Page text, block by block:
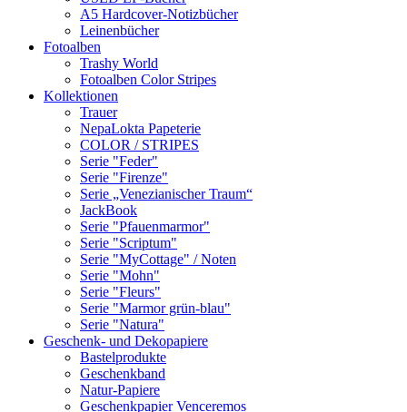
A5 Hardcover-Notizbücher
Leinenbücher
Fotoalben
Trashy World
Fotoalben Color Stripes
Kollektionen
Trauer
NepaLokta Papeterie
COLOR / STRIPES
Serie "Feder"
Serie "Firenze"
Serie „Venezianischer Traum“
JackBook
Serie "Pfauenmarmor"
Serie "Scriptum"
Serie "MyCottage" / Noten
Serie "Mohn"
Serie "Fleurs"
Serie "Marmor grün-blau"
Serie "Natura"
Geschenk- und Dekopapiere
Bastelprodukte
Geschenkband
Natur-Papiere
Geschenkpapier Venceremos